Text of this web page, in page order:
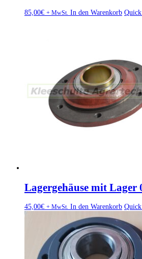
85,00€ + MwSt. In den Warenkorb
Lagergehäuse mit Lager
45,00€ + MwSt. In den Warenkorb